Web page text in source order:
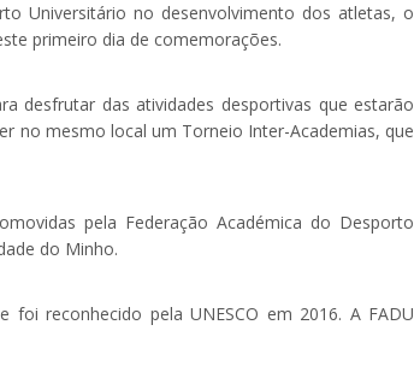
Universitário no desenvolvimento dos atletas, o
primeiro dia de comemorações.
desfrutar das atividades desportivas que estarão
no mesmo local um Torneio Inter-Academias, que
pela Federação Académica do Desporto
do Minho.
reconhecido pela UNESCO em 2016. A FADU